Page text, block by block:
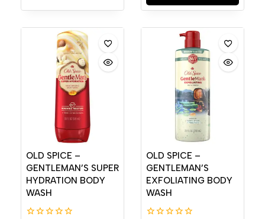
OLD SPICE –
GENTLEMAN’S SUPER
HYDRATION BODY
WASH
OLD SPICE –
GENTLEMAN’S
EXFOLIATING BODY
WASH